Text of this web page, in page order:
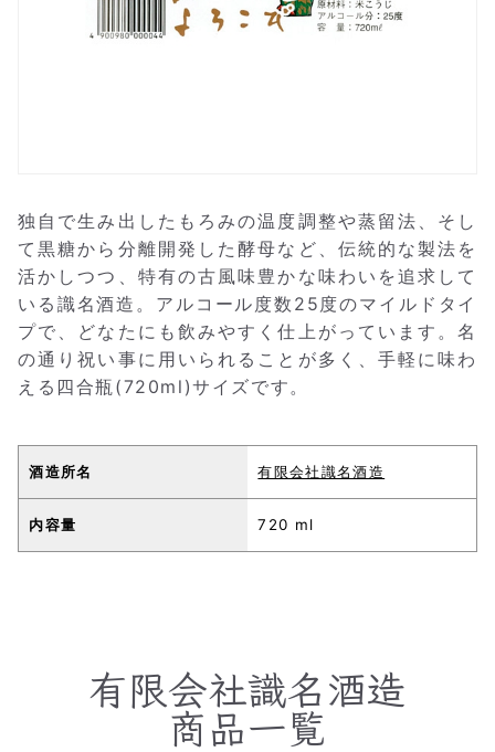
独自で生み出したもろみの温度調整や蒸留法、そし
て黒糖から分離開発した酵母など、伝統的な製法を
活かしつつ、特有の古風味豊かな味わいを追求して
いる識名酒造。アルコール度数25度のマイルドタイ
プで、どなたにも飲みやすく仕上がっています。名
の通り祝い事に用いられることが多く、手軽に味わ
える四合瓶(720ml)サイズです。
酒造所名 有限会社識名酒造
内容量 720 ml
有限会社識名酒造
商品一覧